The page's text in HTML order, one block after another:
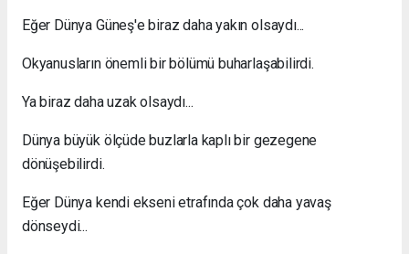
Eğer Dünya Güneş'e biraz daha yakın olsaydı...
Okyanusların önemli bir bölümü buharlaşabilirdi.
Ya biraz daha uzak olsaydı...
Dünya büyük ölçüde buzlarla kaplı bir gezegene
dönüşebilirdi.
Eğer Dünya kendi ekseni etrafında çok daha yavaş
dönseydi...